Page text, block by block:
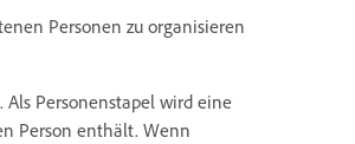
Personen zu organisieren
Personenstapel wird eine
Person enthält. Wenn